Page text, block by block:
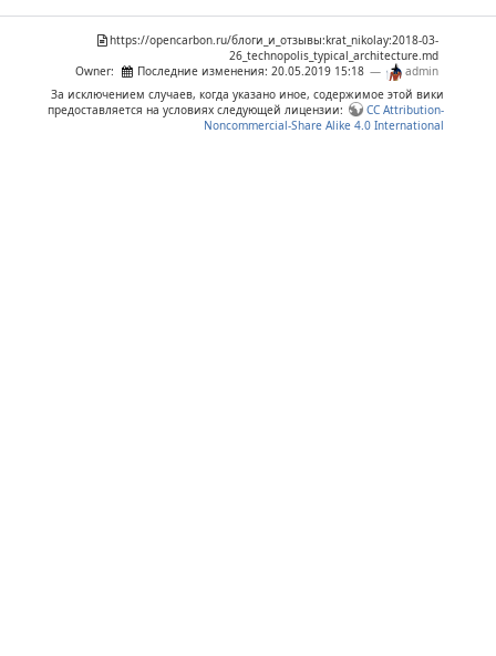
https://opencarbon.ru/блоги_и_отзывы:krat_nikolay:2018-03-
26_technopolis_typical_architecture.md
Owner:
Последние изменения: 20.05.2019 15:18 —
admin
За исключением случаев, когда указано иное, содержимое этой вики
предоставляется на условиях следующей лицензии:
CC Attribution-
Noncommercial-Share Alike 4.0 International